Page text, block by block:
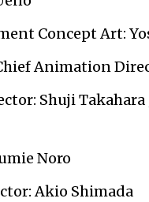
Concept Art:
Animation
Shuji Takahara
Noro
Akio Shimada